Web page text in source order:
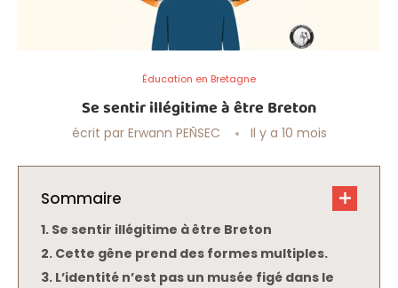
Éducation en Bretagne
Se sentir illégitime à être Breton
écrit par Erwann PEÑSEC Il y a 10 mois
Sommaire
Se sentir illégitime à être Breton
Cette gêne prend des formes multiples.
L’identité n’est pas un musée figé dans le